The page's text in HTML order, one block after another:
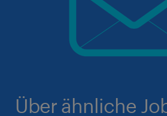
Über ähnliche